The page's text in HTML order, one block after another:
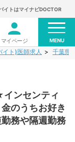
イトはマイナビDOCTOR
マイページ MENU
イト)医師求人 千葉県
ンセンティ
のうちお好き
務や隔週勤務